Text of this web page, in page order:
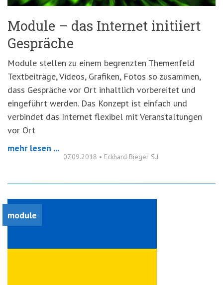
Module – das Internet initiiert
Gespräche
Module stellen zu einem begrenzten Themenfeld
Textbeiträge, Videos, Grafiken, Fotos so zusammen,
dass Gespräche vor Ort inhaltlich vorbereitet und
eingeführt werden. Das Konzept ist einfach und
verbindet das Internet flexibel mit Veranstaltungen
vor Ort
mehr lesen ...
07.09.2018 • Eckhard Bieger S.J.
module